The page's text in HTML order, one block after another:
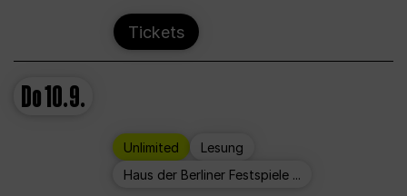
Tickets
Do10.9.
Unlimited
Lesung
Haus der Berliner Festspiele ...